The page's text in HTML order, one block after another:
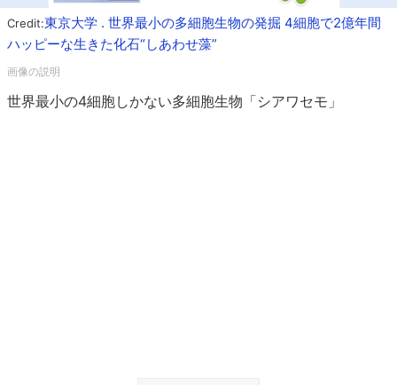
Credit:東京大学 . 世界最小の多細胞生物の発掘 4細胞で2億年間
ハッピーな生きた化石“しあわせ藻”
世界最小の4細胞しかない多細胞生物「シアワセモ」